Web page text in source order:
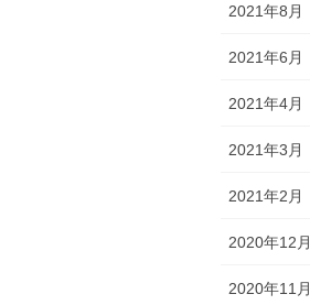
2021年8月
2021年6月
2021年4月
2021年3月
2021年2月
2020年12月
2020年11月